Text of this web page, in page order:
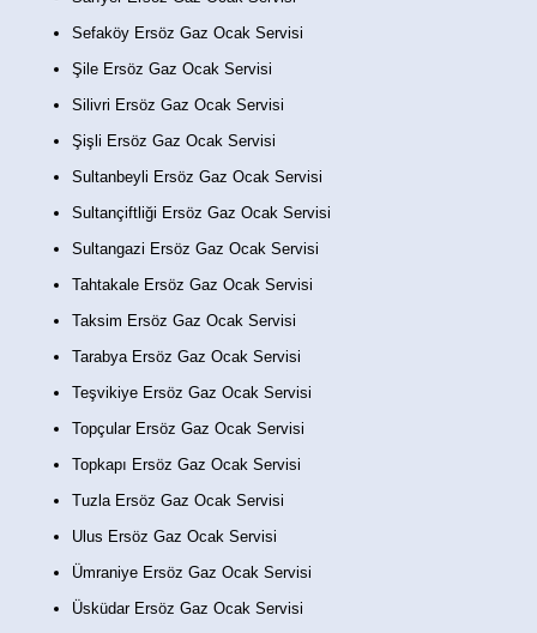
Sefaköy Ersöz Gaz Ocak Servisi
Şile Ersöz Gaz Ocak Servisi
Silivri Ersöz Gaz Ocak Servisi
Şişli Ersöz Gaz Ocak Servisi
Sultanbeyli Ersöz Gaz Ocak Servisi
Sultançiftliği Ersöz Gaz Ocak Servisi
Sultangazi Ersöz Gaz Ocak Servisi
Tahtakale Ersöz Gaz Ocak Servisi
Taksim Ersöz Gaz Ocak Servisi
Tarabya Ersöz Gaz Ocak Servisi
Teşvikiye Ersöz Gaz Ocak Servisi
Topçular Ersöz Gaz Ocak Servisi
Topkapı Ersöz Gaz Ocak Servisi
Tuzla Ersöz Gaz Ocak Servisi
Ulus Ersöz Gaz Ocak Servisi
Ümraniye Ersöz Gaz Ocak Servisi
Üsküdar Ersöz Gaz Ocak Servisi